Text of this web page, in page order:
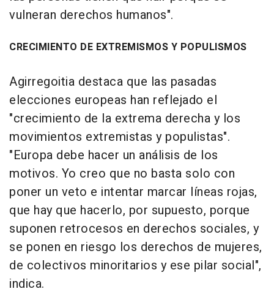
vulneran derechos humanos".
CRECIMIENTO DE EXTREMISMOS Y POPULISMOS
Agirregoitia destaca que las pasadas
elecciones europeas han reflejado el
"crecimiento de la extrema derecha y los
movimientos extremistas y populistas".
"Europa debe hacer un análisis de los
motivos. Yo creo que no basta solo con
poner un veto e intentar marcar líneas rojas,
que hay que hacerlo, por supuesto, porque
suponen retrocesos en derechos sociales, y
se ponen en riesgo los derechos de mujeres,
de colectivos minoritarios y ese pilar social",
indica.